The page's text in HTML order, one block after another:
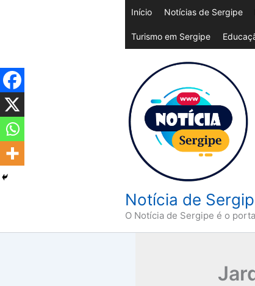
Início Notícias de Sergipe
Turismo em Sergipe
Notícia de
O Notícia de Sergipe é o